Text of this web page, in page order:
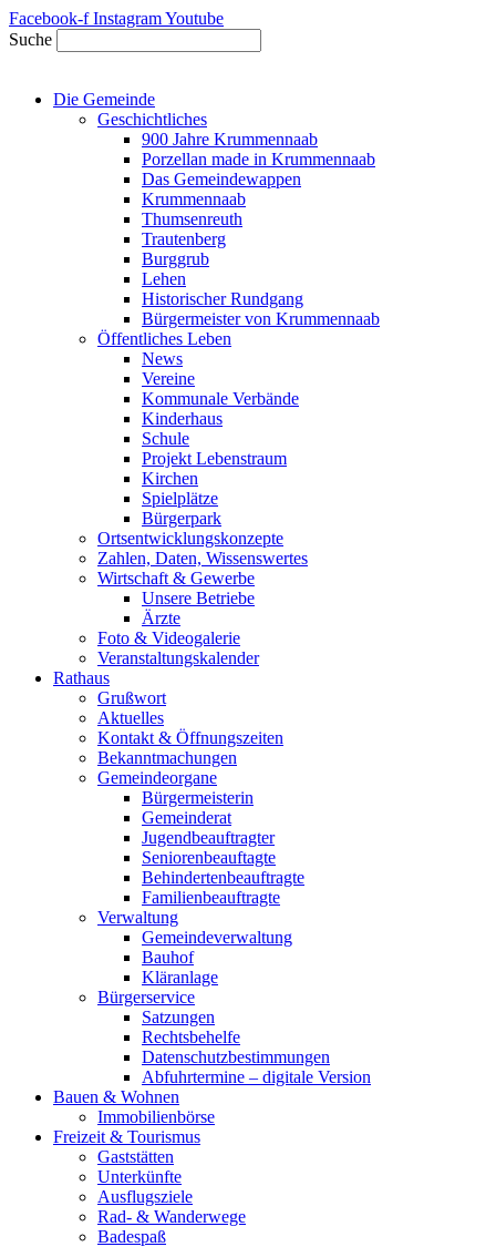
Zum
Inhalt
springen
Facebook-f InstagramYoutube
Suche
Die Gemeinde
Geschichtliches
900 Jahre Krummennaab
Porzellan made in Krummennaab
Das Gemeindewappen
Krummennaab
Thumsenreuth
Trautenberg
Burggrub
Lehen
Historischer Rundgang
Bürgermeister von Krummennaab
Öffentliches Leben
News
Vereine
Kommunale Verbände
Kinderhaus
Schule
Projekt Lebenstraum
Kirchen
Spielplätze
Bürgerpark
Ortsentwicklungskonzepte
Zahlen, Daten, Wissenswertes
Wirtschaft & Gewerbe
Unsere Betriebe
Ärzte
Foto & Videogalerie
Veranstaltungskalender
Rathaus
Grußwort
Aktuelles
Kontakt & Öffnungszeiten
Bekanntmachungen
Gemeindeorgane
Bürgermeisterin
Gemeinderat
Jugendbeauftragter
Seniorenbeauftagte
Behindertenbeauftragte
Familienbeauftragte
Verwaltung
Gemeindeverwaltung
Bauhof
Kläranlage
Bürgerservice
Satzungen
Rechtsbehelfe
Datenschutzbestimmungen
Abfuhrtermine – digitale Version
Bauen & Wohnen
Immobilienbörse
Freizeit & Tourismus
Gaststätten
Unterkünfte
Ausflugsziele
Rad- & Wanderwege
Badespaß